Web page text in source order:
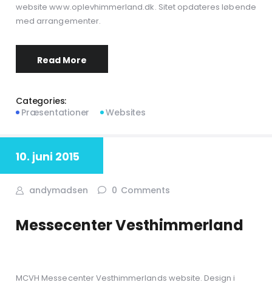
website www.oplevhimmerland.dk. Sitet opdateres løbende
med arrangementer.
Read More
Categories:
Præsentationer
Websites
10. juni 2015
andymadsen 0 Comments
Messecenter Vesthimmerland
MCVH Messecenter Vesthimmerlands website. Design i